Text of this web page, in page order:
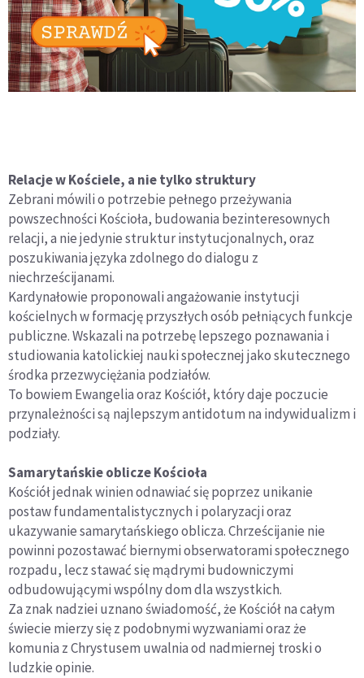
Relacje w Kościele, a nie tylko struktury
Zebrani mówili o potrzebie pełnego przeżywania
powszechności Kościoła, budowania bezinteresownych
relacji, a nie jedynie struktur instytucjonalnych, oraz
poszukiwania języka zdolnego do dialogu z
niechrześcijanami.
Kardynałowie proponowali angażowanie instytucji
kościelnych w formację przyszłych osób pełniących funkcje
publiczne. Wskazali na potrzebę lepszego poznawania i
studiowania katolickiej nauki społecznej jako skutecznego
środka przezwyciężania podziałów.
To bowiem Ewangelia oraz Kościół, który daje poczucie
przynależności są najlepszym antidotum na indywidualizm i
podziały.
Samarytańskie oblicze Kościoła
Kościół jednak winien odnawiać się poprzez unikanie
postaw fundamentalistycznych i polaryzacji oraz
ukazywanie samarytańskiego oblicza. Chrześcijanie nie
powinni pozostawać biernymi obserwatorami społecznego
rozpadu, lecz stawać się mądrymi budowniczymi
odbudowującymi wspólny dom dla wszystkich.
Za znak nadziei uznano świadomość, że Kościół na całym
świecie mierzy się z podobnymi wyzwaniami oraz że
komunia z Chrystusem uwalnia od nadmiernej troski o
ludzkie opinie.